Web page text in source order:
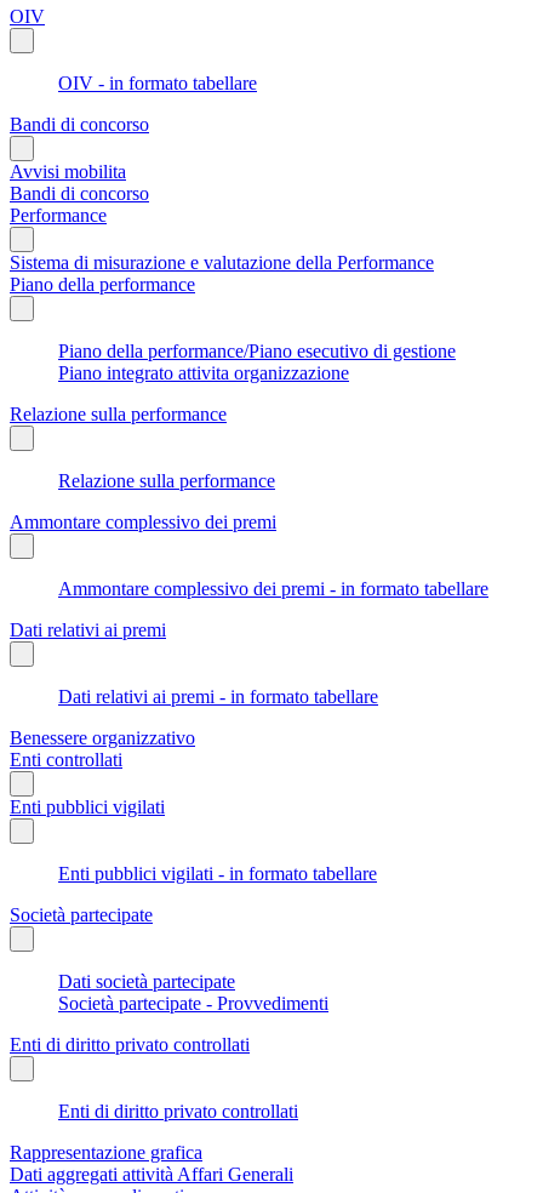
OIV
OIV - in formato tabellare
Bandi di concorso
Avvisi mobilita
Bandi di concorso
Performance
Sistema di misurazione e valutazione della Performance
Piano della performance
Piano della performance/Piano esecutivo di gestione
Piano integrato attivita organizzazione
Relazione sulla performance
Relazione sulla performance
Ammontare complessivo dei premi
Ammontare complessivo dei premi - in formato tabellare
Dati relativi ai premi
Dati relativi ai premi - in formato tabellare
Benessere organizzativo
Enti controllati
Enti pubblici vigilati
Enti pubblici vigilati - in formato tabellare
Società partecipate
Dati società partecipate
Società partecipate - Provvedimenti
Enti di diritto privato controllati
Enti di diritto privato controllati
Rappresentazione grafica
Dati aggregati attività Affari Generali